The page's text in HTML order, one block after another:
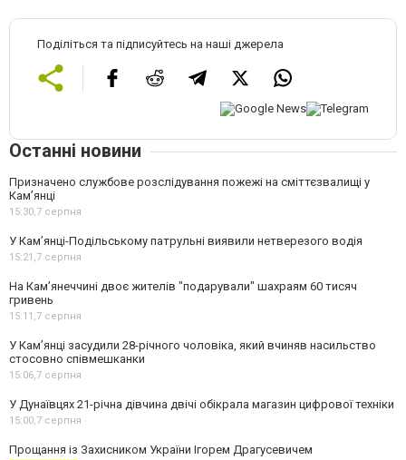
Поділіться та підписуйтесь на наші джерела
Останні новини
Призначено службове розслідування пожежі на сміттєзвалищі у
Кам’янці
15:30,7 серпня
У Кам’янці-Подільському патрульні виявили нетверезого водія
15:21,7 серпня
На Камʼянеччині двоє жителів "подарували" шахраям 60 тисяч
гривень
15:11,7 серпня
У Камʼянці засудили 28-річного чоловіка, який вчиняв насильство
стосовно співмешканки
15:06,7 серпня
У Дунаївцях 21-річна дівчина двічі обікрала магазин цифрової техніки
15:00,7 серпня
Прощання із Захисником України Ігорем Драгусевичем